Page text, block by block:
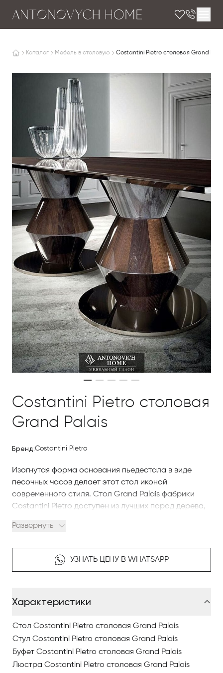
Каталог Мебель в столовую Costantini Pietro столовая Grand
Costantini Pietro столовая
Grand Palais
Бренд:Costantini Pietro
Изогнутая форма основания пьедестала в виде
песочных часов делает этот стол иконой
современного стиля. Стол Grand Palais фабрики
Costantini Pietro доступен из лучших пород дерева,
вневременной элегантностью. Grand Palais также
Чтобы купить итальянскую мебель в Астанае
качественными фото, сравнивайте понравившиеся
По вопросам приобретения элитной мебели в
Астанае обращайтесь в Antonovich Home.
Развернуть
УЗНАТЬ ЦЕНУ В WHATSAPP
Характеристики
Стол Costantini Pietro столовая Grand Palais
Стул Costantini Pietro столовая Grand Palais
Буфет Costantini Pietro столовая Grand Palais
Люстра Costantini Pietro столовая Grand Palais